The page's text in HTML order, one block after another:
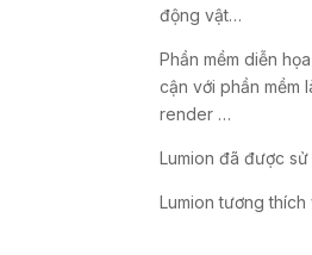
động vật…
Phần mềm diễn
cận với phần mềm
render …
Lumion đã được
Lumion tương thích